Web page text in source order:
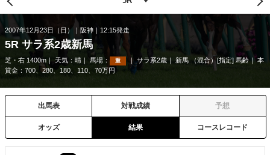
2007年12月23日（日） 阪神 12:15発走
5R サラ系2歳新馬
芝・右 1400m 天気： 晴 馬場： 重 サラ系2歳 新馬 （混合）[指定] 馬齢
本
賞金：700、280、180、110、70万円
出馬表 対戦成績 予想
オッズ 結果 コースレコード